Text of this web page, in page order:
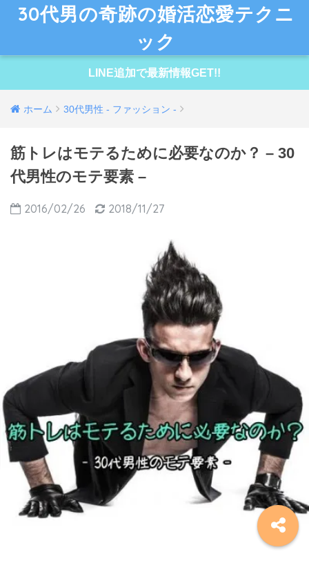
30代男の奇跡の婚活恋愛テクニ
ック
LINE追加で最新情報GET!!
ホーム 30代男性 - ファッション -
筋トレはモテるために必要なのか？ – 30
代男性のモテ要素 –
2016/02/26 2018/11/27